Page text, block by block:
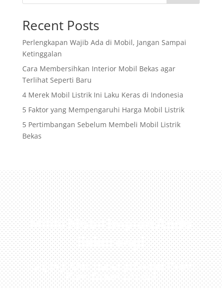
Recent Posts
Perlengkapan Wajib Ada di Mobil, Jangan Sampai
Ketinggalan
Cara Membersihkan Interior Mobil Bekas agar
Terlihat Seperti Baru
4 Merek Mobil Listrik Ini Laku Keras di Indonesia
5 Faktor yang Mempengaruhi Harga Mobil Listrik
5 Pertimbangan Sebelum Membeli Mobil Listrik
Bekas
Miliki Mobil Impian Anda
Sekarang!
Kunjungi Atau Hubungi Dealer Resmi
Kami Di Kota Anda!